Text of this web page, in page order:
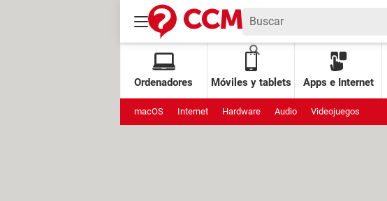
Ordenadores Móviles y tablets Apps e Internet
macOS Internet Hardware Audio Videojuegos